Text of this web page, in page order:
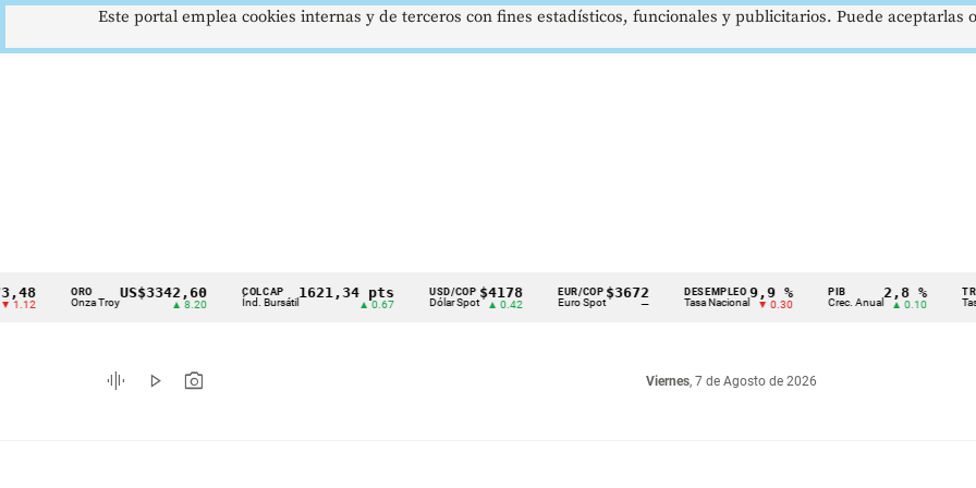
Cintillo
indicadores
económicos
ORO
Onza Troy
US$3342,60 COLCAP
Índ. Bursátil
1621,34 pts USD/COP
Dólar Spot
$4178
▲ 0.42
EUR/COP
Euro Spot
$3672
—
DESEMPLEO
Tasa Nacional
9,9 %
▼ 0.30
PIB
Crec. Anual
2,8 %
▲ 0.10
TRM
Tasa
graphic_eq play_arrow photo_camera Viernes, 7 de Agosto de 2026
Este portal emplea cookies internas y de terceros con fines estadísticos, funcionales y publicitarios. Puede aceptarlas